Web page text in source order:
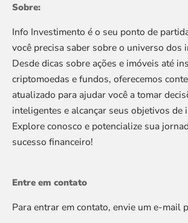
Sobre:
Info Investimento é o seu ponto de
você precisa saber sobre o universo dos
Desde dicas sobre ações e imóveis até
criptomoedas e fundos, oferecemos
atualizado para ajudar você a tomar
inteligentes e alcançar seus objetivos de
Explore conosco e potencialize sua
sucesso financeiro!
Entre em contato
Para entrar em contato, envie um e-mail